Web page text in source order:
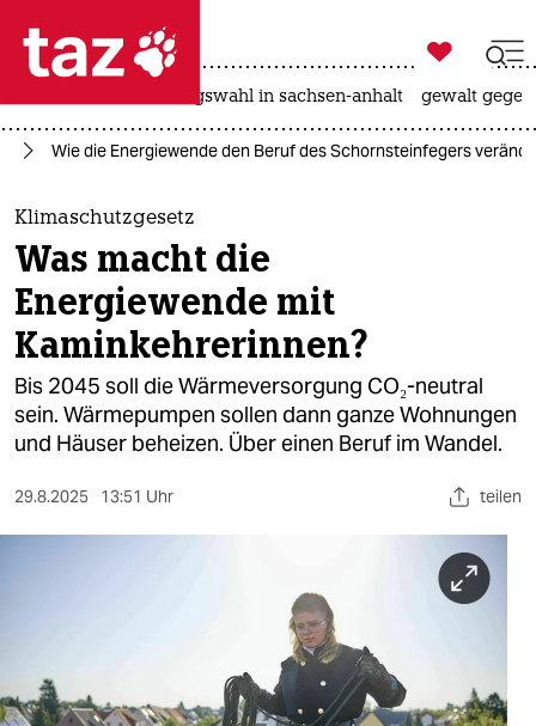
 taz zahl ich
taz zahl ich
themen
politik
öko
gesellschaft
kultur
sport
berlin
verlag

taz zahl ich
landtagswahl in sachsen-anhalt gewalt
Wie die Energiewende den Beruf des Schornsteinfegers
Klimaschutzgesetz
Was macht die
Energiewende mit
Kaminkehrerinnen?
Bis 2045 soll die Wärmeversorgung CO₂-neutral
sein. Wärmepumpen sollen dann ganze Wohnungen
und Häuser beheizen. Über einen Beruf im Wandel.
29.8.2025 13:51 Uhr teilen